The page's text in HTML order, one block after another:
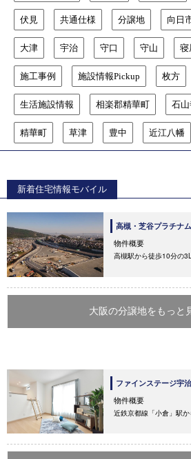
伏見 共通仕様 分譲地 向日
大津 宇治 守口 守山 寝
施工事例 施設情報Pickup 枚方
生活施設情報 相楽郡精華町 石
精華町 草津 豊中 近江八幡
新着住宅情報モバイル
高槻・芝谷プラチナ
物件概要
高槻駅から徒歩10分の
大阪の分譲地をもっと
ファインステージ宇
物件概要
近鉄京都線「小倉」駅